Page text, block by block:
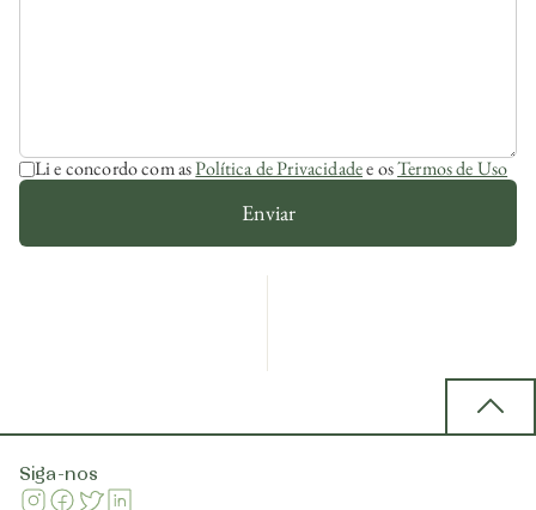
Li e concordo com asPolítica de Privacidadee osTermos de Uso
Enviar
Siga-nos
Instagram
Facebook
Twitter